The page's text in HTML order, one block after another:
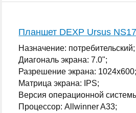
Планшет DEXP Ursus
Назначение: потребительский;
Диагональ экрана: 7.0";
Разрешение экрана: 1024x600;
Матрица экрана: IPS;
Версия операционной
Процессор: Allwinner A33;